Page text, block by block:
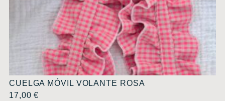
CUELGA MÓVIL VOLANTE ROSA
17,00€